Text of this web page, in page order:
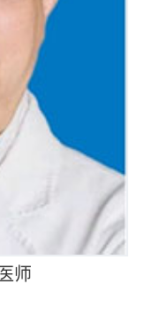
师